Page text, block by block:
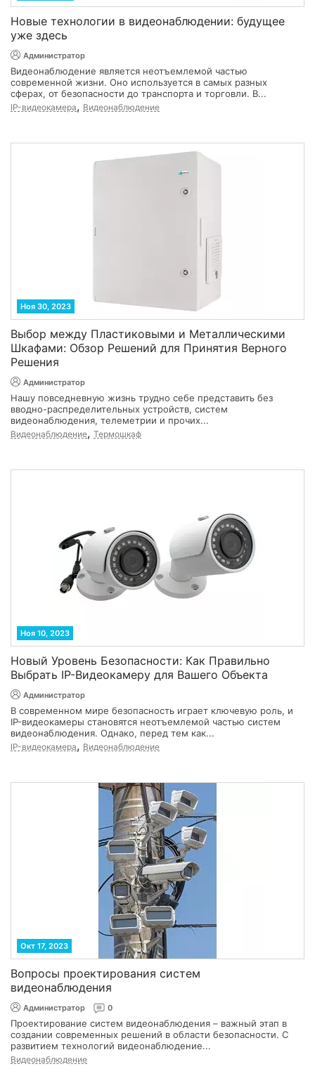
Новые технологии в видеонаблюдении: будущее
уже здесь
Администратор
Видеонаблюдение является неотъемлемой частью
современной жизни. Оно используется в самых разных
сферах, от безопасности до транспорта и торговли. В...
IP-видеокамера, Видеонаблюдение
Ноя 30, 2023
Выбор между Пластиковыми и Металлическими
Шкафами: Обзор Решений для Принятия Верного
Решения
Администратор
Нашу повседневную жизнь трудно себе представить без
вводно-распределительных устройств, систем
видеонаблюдения, телеметрии и прочих...
Видеонаблюдение, Термошкаф
Ноя 10, 2023
Новый Уровень Безопасности: Как Правильно
Выбрать IP-Видеокамеру для Вашего Объекта
Администратор
В современном мире безопасность играет ключевую роль, и
IP-видеокамеры становятся неотъемлемой частью систем
видеонаблюдения. Однако, перед тем как...
IP-видеокамера, Видеонаблюдение
Окт 17, 2023
Вопросы проектирования систем
видеонаблюдения
Администратор 0
Проектирование систем видеонаблюдения – важный этап в
создании современных решений в области безопасности. С
развитием технологий видеонаблюдение...
Видеонаблюдение